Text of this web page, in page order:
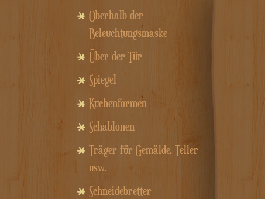
Oberhalb der
Beleuchtungsmaske
Über der Tür
Spiegel
Kuchenformen
Schablonen
Träger für Gemälde, Teller
usw.
Schneidebretter